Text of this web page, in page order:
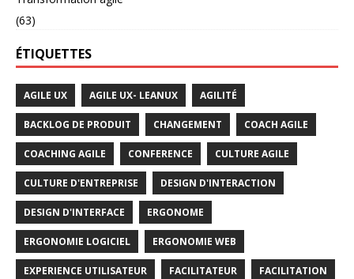
(63)
ÉTIQUETTES
AGILE UX AGILE UX- LEANUX AGILITÉ
BACKLOG DE PRODUIT CHANGEMENT COACH AGILE
COACHING AGILE CONFERENCE CULTURE AGILE
CULTURE D'ENTREPRISE DESIGN D'INTERACTION
DESIGN D'INTERFACE ERGONOME
ERGONOMIE LOGICIEL ERGONOMIE WEB
EXPERIENCE UTILISATEUR FACILITATEUR FACILITATION